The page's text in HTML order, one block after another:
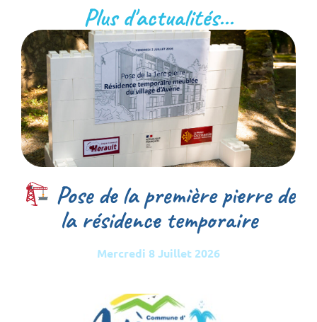
Plus d'actualités...
Pose de la première pierre de
la résidence temporaire
Mercredi 8 Juillet 2026